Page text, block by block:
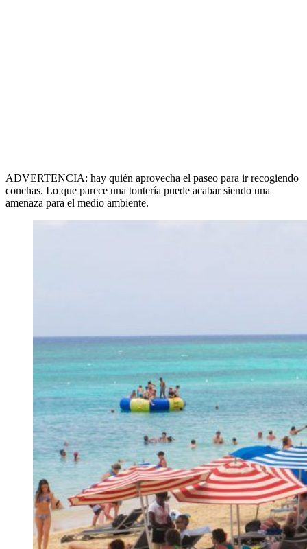
ADVERTENCIA: hay quién aprovecha el paseo para ir recogiendo
conchas. Lo que parece una tontería puede acabar siendo una
amenaza para el medio ambiente.